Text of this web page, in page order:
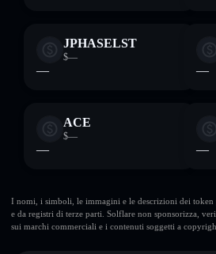
JPHASELST
$—
— —
ACE
$—
— —
I nomi, i simboli, le immagini e le descrizioni dei
e da registri di terze parti. Solflare non sponsorizza,
sui marchi commerciali e i contenuti soggetti a